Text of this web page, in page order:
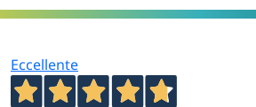
Eccellente